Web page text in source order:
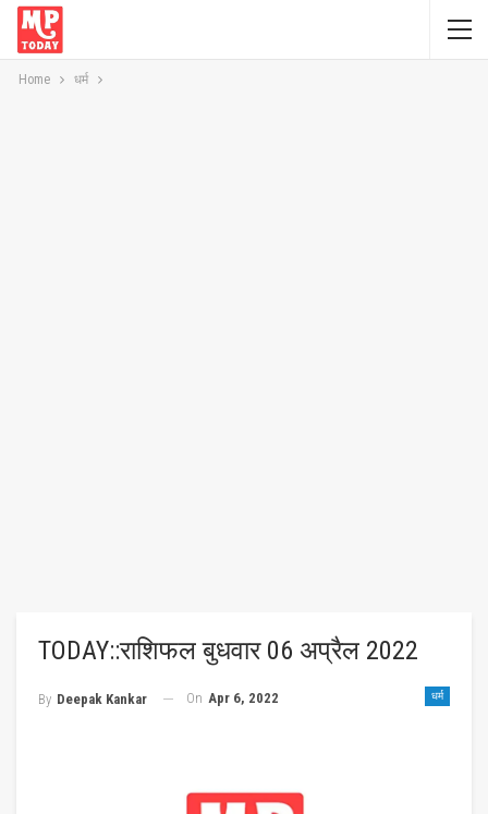
Home धर्म
TODAY::राशिफल बुधवार 06 अप्रैल 2022
धर्म
By Deepak Kankar On Apr 6, 2022